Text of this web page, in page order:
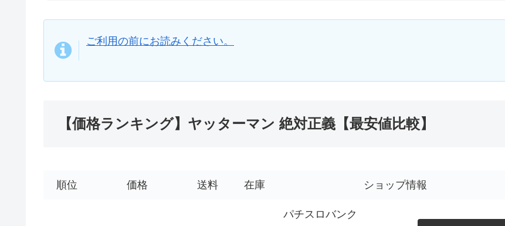
ご利用の前にお読みください。
【価格ランキング】ヤッターマン 絶対正義【最安値比較】
順位 価格 送料 在庫 ショップ情報
パチスロバンク